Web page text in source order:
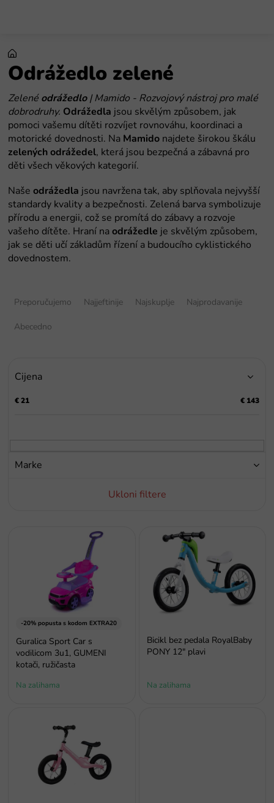
Odrážedlo zelené
Zelenéodrážedlo| Mamido - Rozvojový nástroj pro malé
dobrodruhy. Odrážedla jsou skvělým způsobem, jak
pomoci vašemu dítěti rozvíjet rovnováhu, koordinaci a
motorické dovednosti. Na Mamido najdete širokou škálu
zelených odrážedel, která jsou bezpečná a zábavná pro
děti všech věkových kategorií.
Naše odrážedla jsou navržena tak, aby splňovala nejvyšší
standardy kvality a bezpečnosti. Zelená barva symbolizuje
přírodu a energii, což se promítá do zábavy a rozvoje
vašeho dítěte. Hraní naodrážedle je skvělým způsobem,
jak se děti učí základům řízení a budoucího cyklistického
dovednostem.
Preporučujemo Najjeftinije Najskuplje Najprodavanije
Abecedno
Cijena
€21 € 143
Marke
Ukloni filtere
-20% popusta s kodom EXTRA20
Guralica Sport Car s
vodilicom 3u1, GUMENI
kotači, ružičasta
Na zalihama
Bicikl bez pedala RoyalBaby
PONY 12" plavi
Na zalihama